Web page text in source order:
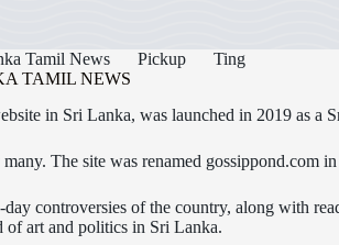
Tamil News Pickup
Ting
TAMIL NEWS
in Sri Lanka, was launched in 2019 as a
The site was renamed gossippond.com
controversies of the country, along with
art and politics in Sri Lanka.